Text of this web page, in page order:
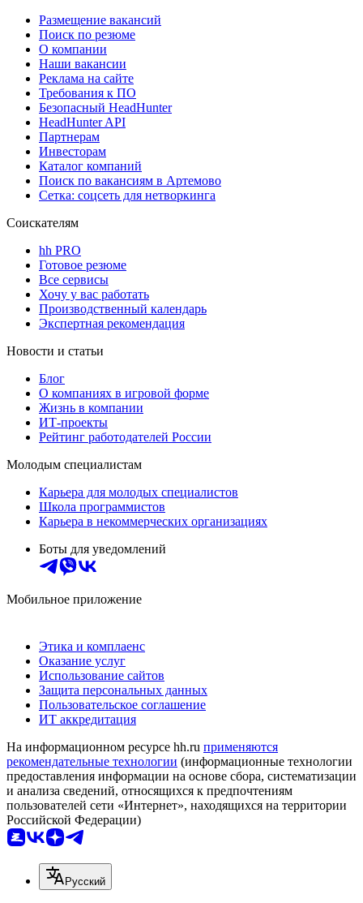
Размещение вакансий
Поиск по резюме
О компании
Наши вакансии
Реклама на сайте
Требования к ПО
Безопасный HeadHunter
HeadHunter API
Партнерам
Инвесторам
Каталог компаний
Поиск по вакансиям в Артемово
Сетка: соцсеть для нетворкинга
Соискателям
hh PRO
Готовое резюме
Все сервисы
Хочу у вас работать
Производственный календарь
Экспертная рекомендация
Новости и статьи
Блог
О компаниях в игровой форме
Жизнь в компании
ИТ-проекты
Рейтинг работодателей России
Молодым специалистам
Карьера для молодых специалистов
Школа программистов
Карьера в некоммерческих организациях
Боты для уведомлений
Мобильное приложение
Этика и комплаенс
Оказание услуг
Использование сайтов
Защита персональных данных
Пользовательское соглашение
ИТ аккредитация
На информационном ресурсе hh.ru применяются
рекомендательные технологии (информационные технологии
предоставления информации на основе сбора, систематизации
и анализа сведений, относящихся к предпочтениям
пользователей сети «Интернет», находящихся на территории
Российской Федерации)
Русский